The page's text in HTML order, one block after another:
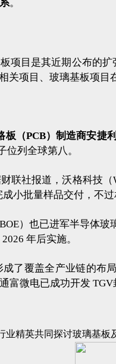
。
项目是其近期公布的扩
项目、玻璃基板项目
板（PCB）制造商安捷
列全球第八。
社报道，沃格科技（
小批量样品交付，不
）也已进军半导体
年后实施。
了覆盖全产业链的
微电已成功开发 TGV
业精英共同探讨玻璃基